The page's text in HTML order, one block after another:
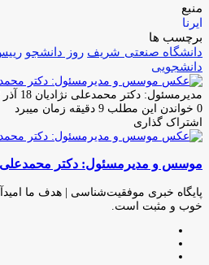
منبع
ایرنا
برچسب ها
دانشگاه صنعتی شریف روز دانشجو
دانشجویی
مدیرمسئول: دکتر محمدعلی نژادیان ارسال
ایمیل
18 آذر 1403 08:48
0 خواندن این مطلب 9 دقیقه زمان میبرد
اشتراک گذاری
فیس
توئیتر
لینکدین
واتس
تلگرام
اشتراک
از
ایمیل
چاپ
موسس و مدیرمسئول: دکتر محمدعلی
پایگاه خبری موفقیت‌شناسی | هدف ما
خوب و مثبت است.